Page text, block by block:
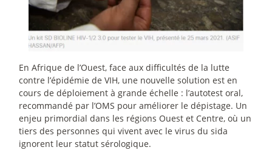
En Afrique de l’Ouest, face aux difficultés de la lutte
contre l’épidémie de VIH, une nouvelle solution est en
cours de déploiement à grande échelle : l’autotest oral,
recommandé par l’OMS pour améliorer le dépistage. Un
enjeu primordial dans les régions Ouest et Centre, où un
tiers des personnes qui vivent avec le virus du sida
ignorent leur statut sérologique.